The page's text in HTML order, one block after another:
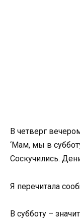
В четверг
‘Мам, мы в
Соскучились.
Я перечитала
В субботу –